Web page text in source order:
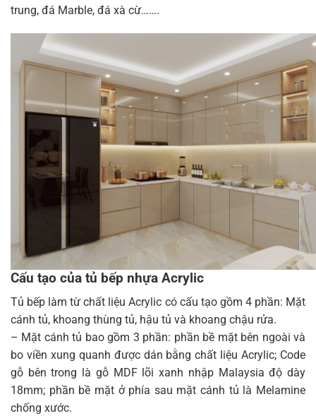
trung, đá Marble, đá xà cừ…….
Cấu tạo của tủ bếp nhựa Acrylic
Tủ bếp làm từ chất liệu Acrylic có cấu tạo gồm 4 phần: Mặt
cánh tủ, khoang thùng tủ, hậu tủ và khoang chậu rửa.
– Mặt cánh tủ bao gồm 3 phần: phần bề mặt bên ngoài và
bo viền xung quanh được dán bằng chất liệu Acrylic; Code
gỗ bên trong là gỗ MDF lõi xanh nhập Malaysia độ dày
18mm; phần bề mặt ở phía sau mặt cánh tủ là Melamine
chống xước.